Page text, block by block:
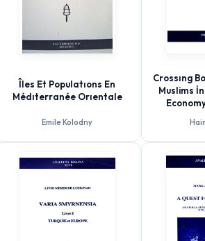
Îles Et Populatıons En
Médıterranée Orıentale
Emile Kolodny
Crossıng
Muslims